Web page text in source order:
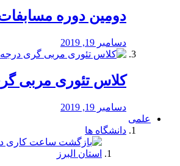
دومین دوره
دسامبر 19, 2019
کلاس تئوری مربی گری
دسامبر 19, 2019
علمی
دانشگاه ها